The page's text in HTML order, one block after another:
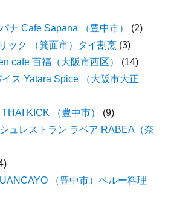
ナ Cafe Sapana （豊中市）
(2)
ック （箕面市）タイ割烹 (3)
cafe 百福（大阪市西区）
(14)
ス Yatara Spice （大阪市大正
KICK （豊中市）
(9)
ュレストラン ラベア RABEA（奈
（豊中市）ペルー料理